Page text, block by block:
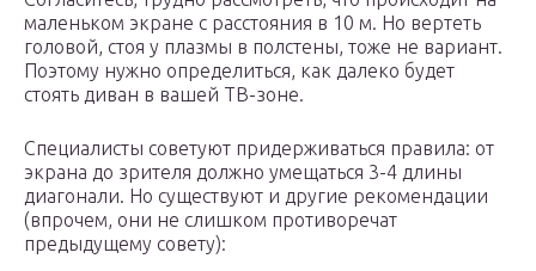
маленьком экране с расстояния в 10 м. Но вертеть
головой, стоя у плазмы в полстены, тоже не вариант.
Поэтому нужно определиться, как далеко будет
стоять диван в вашей ТВ-зоне.
Специалисты советуют придерживаться правила: от
экрана до зрителя должно умещаться 3-4 длины
диагонали. Но существуют и другие рекомендации
(впрочем, они не слишком противоречат
предыдущему совету):